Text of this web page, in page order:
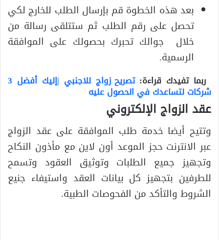
بعد هذه الخطوة قم بإرسال الطلب للخارج لكي
تحصل على رقم الطلب ثم ستتلقى رسالة من
خلال جوالك تحبرك بحصولك على الموافقة
الرسمية.
ربما تفيدك قراءة: تصريح زواج للاجنبي |إليك أفضل 3
شركات لتساعدك في الحصول عليه
عقد الزواج الإلكتروني
وتتيح أيضا خدمة طلب الموافقة على عقد الزواج
عبر الانترنت حجز الموعد أون لاين مع مأذون النكاح
وتجهيز جميع الطلبات وتوثيق العقود وتسمح
للطرفين بتجهيز كل بيانات العقد واستيفاء جنيع
الشروط والتأكد من الفحوصات الطبية.